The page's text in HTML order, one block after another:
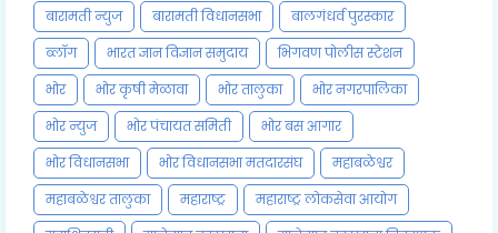
बारामती न्युज
बारामती विधानसभा
बालगंधर्व पुरस्कार
ब्लॉग
भारत ज्ञान विज्ञान समुदाय
भिगवण पोलीस स्टेशन
भोर
भोर कृषी मेळावा भोर तालुका
भोर नगरपालिका
भोर न्युज
भोर पंचायत समिती
भोर बस आगार
भोर विधानसभा
भोर विधानसभा मतदारसंघ
महाबळेश्वर
महाबळेश्वर तालुका
महाराष्ट्र
महाराष्ट्र लोकसेवा आयोग